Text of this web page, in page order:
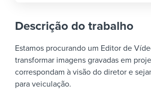
Descrição do trabalho
Estamos procurando um Editor de
transformar imagens gravadas em
correspondam à visão do diretor e
para veiculação.